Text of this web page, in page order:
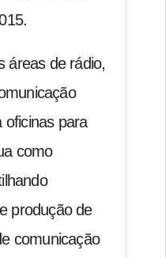
áreas de rádio,
oficinas para
como
produção de
comunicação